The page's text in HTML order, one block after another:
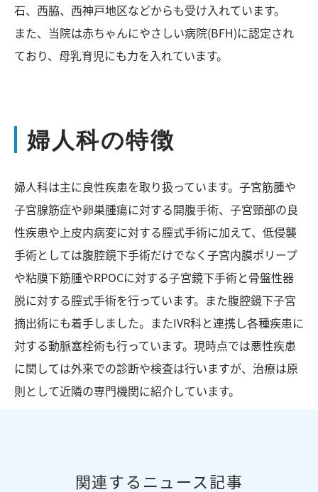
石、西脇、西神戸地区などからも受け入れています。
また、当院は赤ちゃんにやさしい病院(BFH)に認定され
ており、母乳育児にも力を入れています。
婦人科の特徴
婦人科は主に良性疾患を取り扱っています。子宮筋腫や
子宮腺筋症や卵巣腫瘍に対する開腹手術、子宮頸部の良
性疾患や上皮内病変に対する膣式手術に加えて、低侵襲
手術としては腹腔鏡下手術だけでなく子宮内膜ポリープ
や粘膜下筋腫やRPOCに対する子宮鏡下手術と骨盤性器
脱に対する膣式手術を行っています。また腹腔鏡下子宮
摘出術にも着手しました。またIVR科と連携し各種疾患に
対する動脈塞栓術も行っています。現時点では悪性疾患
に関しては外来での診断や検査は行いますが、治療は原
則として近隣の専門機関に紹介しています。
関連するニュース記事